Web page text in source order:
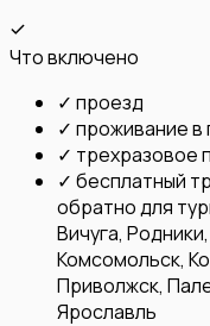
Что включено
✓ проезд
✓ проживание в
✓ трехразовое
✓ бесплатный
обратно для
Вичуга,
Комсомольск,
Приволжск,
Ярославль